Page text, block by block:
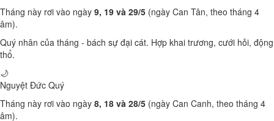
Tháng này rơi vào ngày 9, 19 và 29/5 (ngày Can Tân, theo tháng 4
âm).
Quý nhân của tháng - bách sự đại cát. Hợp khai trương, cưới hỏi, động
thổ.
🌙
Nguyệt Đức Quý
Tháng này rơi vào ngày 8, 18 và 28/5 (ngày Can Canh, theo tháng 4
âm).